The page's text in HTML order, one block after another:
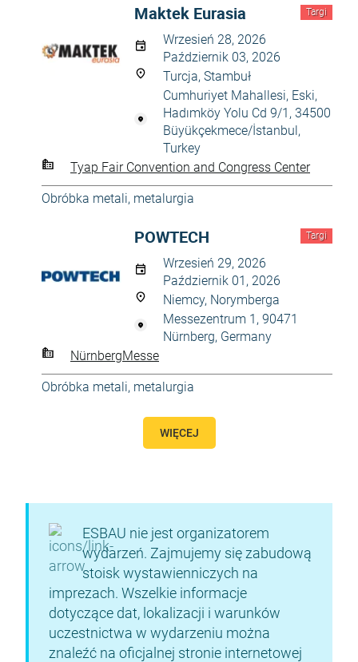
Targi
Maktek Eurasia
Wrzesień 28, 2026
Październik 03, 2026
Turcja, Stambuł
Cumhuriyet Mahallesi, Eski,
Hadımköy Yolu Cd 9/1, 34500
Büyükçekmece/İstanbul,
Turkey
Tyap Fair Convention and Congress Center
Obróbka metali, metalurgia
Targi
POWTECH
Wrzesień 29, 2026
Październik 01, 2026
Niemcy, Norymberga
Messezentrum 1, 90471
Nürnberg, Germany
NürnbergMesse
Obróbka metali, metalurgia
WIĘCEJ
ESBAU nie jest organizatorem
wydarzeń. Zajmujemy się zabudową
stoisk wystawienniczych na
imprezach. Wszelkie informacje
dotyczące dat, lokalizacji i warunków
uczestnictwa w wydarzeniu można
znaleźć na oficjalnej stronie internetowej